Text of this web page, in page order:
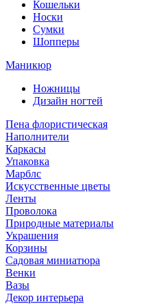
Кошельки
Носки
Сумки
Шопперы
Маникюр
Ножницы
Дизайн ногтей
Пена флористическая
Наполнители
Каркасы
Упаковка
Марблс
Искусственные цветы
Ленты
Проволока
Природные материалы
Украшения
Корзины
Садовая миниатюра
Венки
Вазы
Декор интерьера